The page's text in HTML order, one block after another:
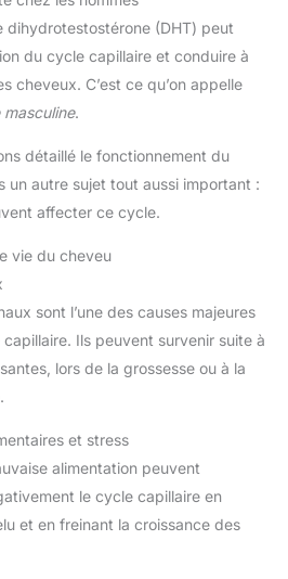
dihydrotestostérone (DHT) peut
du cycle capillaire et conduire à
cheveux. C’est ce qu’on appelle
.
détaillé le fonctionnement du
un autre sujet tout aussi important :
affecter ce cycle.
vie du cheveu
sont l’une des causes majeures
Ils peuvent survenir suite à
lors de la grossesse ou à la
et stress
alimentation peuvent
le cycle capillaire en
et en freinant la croissance des